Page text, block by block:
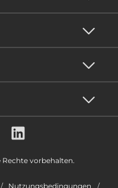
vorbehalten.
Nutzungsbedingungen